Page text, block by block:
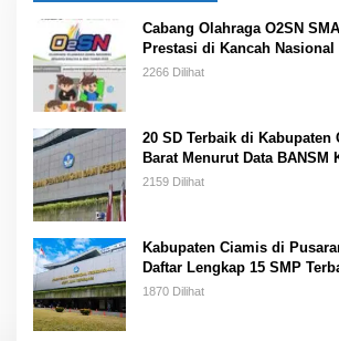
Cabang Olahraga O2SN
Prestasi di Kancah Nasional
2266 Dilihat
20 SD Terbaik di Kabupaten
Barat Menurut Data BANSM
2023
2159 Dilihat
Kabupaten Ciamis di
Daftar Lengkap 15 SMP
Kemendikbud
1870 Dilihat